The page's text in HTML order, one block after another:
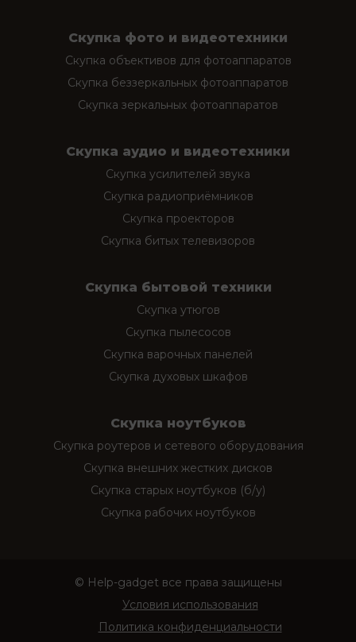
Скупка фото и видеотехники
Скупка объективов для фотоаппаратов
Скупка беззеркальных фотоаппаратов
Скупка зеркальных фотоаппаратов
Скупка аудио и видеотехники
Скупка усилителей звука
Скупка радиоприёмников
Скупка проекторов
Скупка битых телевизоров
Скупка бытовой техники
Скупка утюгов
Скупка пылесосов
Скупка варочных панелей
Скупка духовых шкафов
Скупка ноутбуков
Скупка роутеров и сетевого оборудования
Скупка внешних жестких дисков
Скупка старых ноутбуков (б/у)
Скупка рабочих ноутбуков
© Help-gadget все права защищены
Условия использования
Политика конфиденциальности